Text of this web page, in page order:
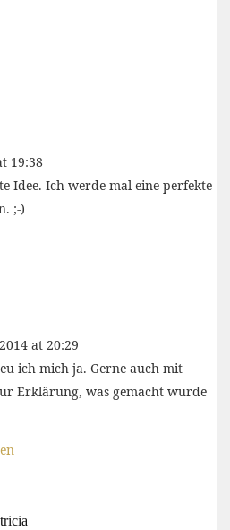
19:38
Idee. Ich werde mal eine perfekte
;-)
at 20:29
ich mich ja. Gerne auch mit
Erklärung, was gemacht wurde